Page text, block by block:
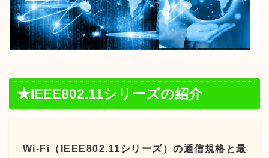
★IEEE802.11シリーズの紹介
Wi-Fi（IEEE802.11シリーズ）の通信規格と最